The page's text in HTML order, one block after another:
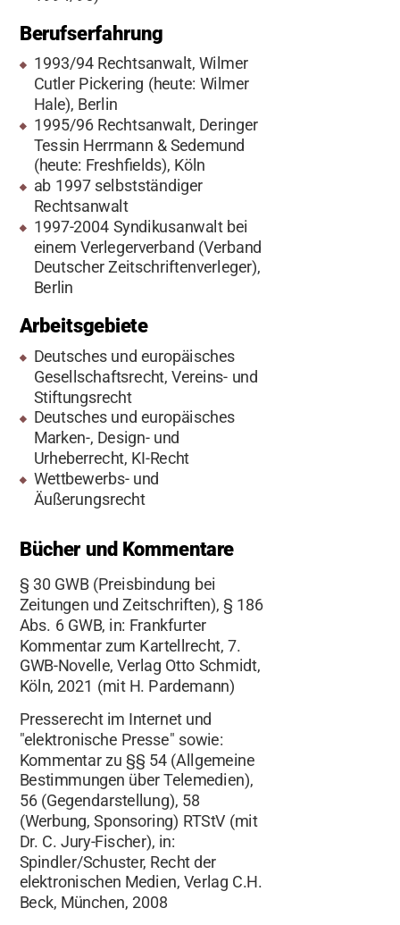
Berufserfahrung
1993/94 Rechtsanwalt, Wilmer
Cutler Pickering (heute: Wilmer
Hale), Berlin
1995/96 Rechtsanwalt, Deringer
Tessin Herrmann & Sedemund
(heute: Freshfields), Köln
ab 1997 selbstständiger
Rechtsanwalt
1997-2004 Syndikusanwalt bei
einem Verlegerverband (Verband
Deutscher Zeitschriftenverleger),
Berlin
Arbeitsgebiete
Deutsches und europäisches
Gesellschaftsrecht, Vereins- und
Stiftungsrecht
Deutsches und europäisches
Marken-, Design- und
Urheberrecht, KI-Recht
Wettbewerbs- und
Äußerungsrecht
Bücher und Kommentare
§ 30 GWB (Preisbindung bei
Zeitungen und Zeitschriften), § 186
Abs. 6 GWB, in: Frankfurter
Kommentar zum Kartellrecht, 7.
GWB-Novelle, Verlag Otto Schmidt,
Köln, 2021 (mit H. Pardemann)
Presserecht im Internet und
"elektronische Presse" sowie:
Kommentar zu §§ 54 (Allgemeine
Bestimmungen über Telemedien),
56 (Gegendarstellung), 58
(Werbung, Sponsoring) RTStV (mit
Dr. C. Jury-Fischer), in:
Spindler/Schuster, Recht der
elektronischen Medien, Verlag C.H.
Beck, München, 2008